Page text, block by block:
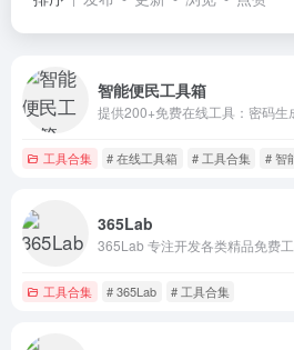
智能便民工具箱
工具合集 # 在线工具箱 # 工具合集 # 智
365Lab
工具合集 # 365Lab # 工具合集